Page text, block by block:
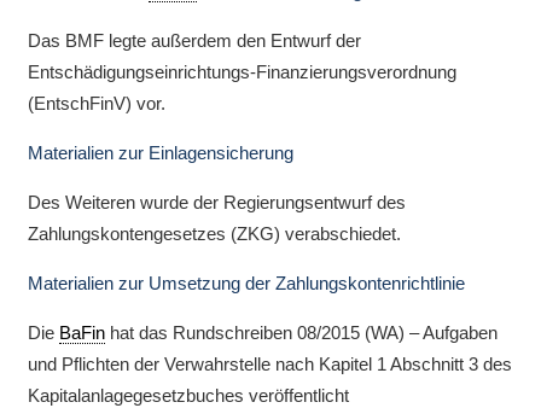
Das BMF legte außerdem den Entwurf der
Entschädigungseinrichtungs-Finanzierungsverordnung
(EntschFinV) vor.
Materialien zur Einlagensicherung
Des Weiteren wurde der Regierungsentwurf des
Zahlungskontengesetzes (ZKG) verabschiedet.
Materialien zur Umsetzung der Zahlungskontenrichtlinie
Die BaFinhat das Rundschreiben 08/2015 (WA) – Aufgaben
und Pflichten der Verwahrstelle nach Kapitel 1 Abschnitt 3 des
Kapitalanlagegesetzbuches veröffentlicht